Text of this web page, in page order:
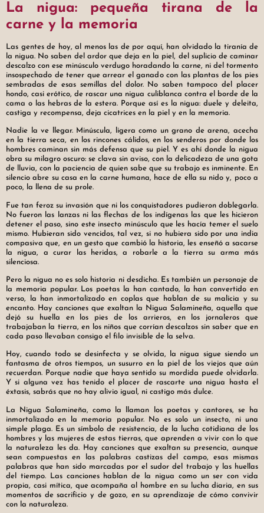
La nigua: pequeña tirana de la
carne y la memoria
Las gentes de hoy, al menos las de por aquí, han olvidado la tiranía de
la nigua. No saben del ardor que deja en la piel, del suplicio de caminar
descalzo con ese minúsculo verdugo horadando la carne, ni del tormento
insospechado de tener que arrear el ganado con las plantas de los pies
sembradas de esas semillas del dolor. No saben tampoco del placer
hondo, casi erótico, de rascar una nigua culiblanca contra el borde de la
cama o las hebras de la estera. Porque así es la nigua: duele y deleita,
castiga y recompensa, deja cicatrices en la piel y en la memoria.
Nadie la ve llegar. Minúscula, ligera como un grano de arena, acecha
en la tierra seca, en los rincones cálidos, en los senderos por donde los
hombres caminan sin más defensa que su piel. Y es ahí donde la nigua
obra su milagro oscuro: se clava sin aviso, con la delicadeza de una gota
de lluvia, con la paciencia de quien sabe que su trabajo es inminente. En
silencio abre su casa en la carne humana, hace de ella su nido y, poco a
poco, la llena de su prole.
Fue tan feroz su invasión que ni los conquistadores pudieron doblegarla.
No fueron las lanzas ni las flechas de los indígenas las que les hicieron
detener el paso, sino este insecto minúsculo que les hacía temer el suelo
mismo. Hubieran sido vencidos, tal vez, si no hubiera sido por una india
compasiva que, en un gesto que cambió la historia, les enseñó a sacarse
la nigua, a curar las heridas, a robarle a la tierra su arma más
silenciosa.
Pero la nigua no es solo historia ni desdicha. Es también un personaje de
la memoria popular. Los poetas la han cantado, la han convertido en
verso, la han inmortalizado en coplas que hablan de su malicia y su
encanto. Hay canciones que exaltan la Nigua Salamineña, aquella que
dejó su huella en los pies de los arrieros, en los jornaleros que
trabajaban la tierra, en los niños que corrían descalzos sin saber que en
cada paso llevaban consigo el filo invisible de la selva.
Hoy, cuando todo se desinfecta y se olvida, la nigua sigue siendo un
fantasma de otros tiempos, un susurro en la piel de los viejos que aún
recuerdan. Porque nadie que haya sentido su mordida puede olvidarla.
Y si alguna vez has tenido el placer de rascarte una nigua hasta el
éxtasis, sabrás que no hay alivio igual, ni castigo más dulce.
La Nigua Salamineña, como la llaman los poetas y cantores, se ha
inmortalizado en la memoria popular. No es solo un insecto, ni una
simple plaga. Es un símbolo de resistencia, de la lucha cotidiana de los
hombres y las mujeres de estas tierras, que aprenden a vivir con lo que
la naturaleza les da. Hay canciones que exaltan su presencia, aunque
sean compuestas en las palabras castizas del campo, esas mismas
palabras que han sido marcadas por el sudor del trabajo y las huellas
del tiempo. Las canciones hablan de la nigua como un ser con vida
propia, casi mítica, que acompaña al hombre en su lucha diaria, en sus
momentos de sacrificio y de gozo, en su aprendizaje de cómo convivir
con la naturaleza.